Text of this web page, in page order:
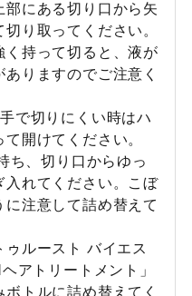
部にある切り口から矢
り取ってください。
く持って切ると、液が
りますのでご注意く
で切りにくい時はハ
開けてください。
ち、切り口からゆっ
入れてください。こぼ
に注意して詰め替えて
ゥルースト バイエス
アトリートメント」
トルに詰め替えてく